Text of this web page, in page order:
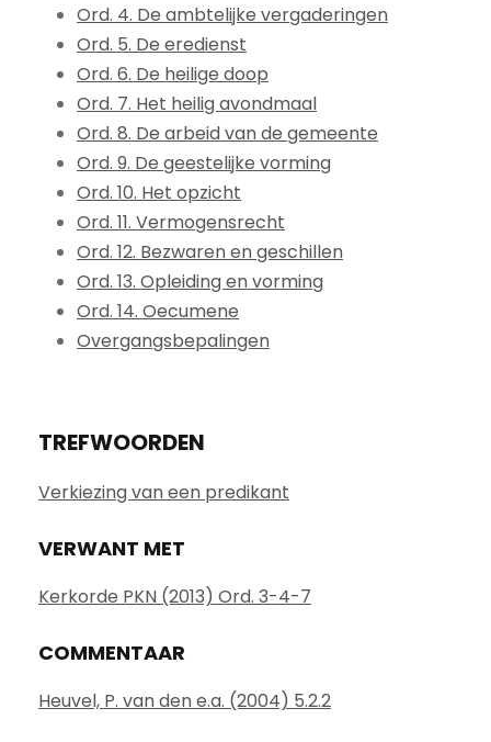
Ord. 4. De ambtelijke vergaderingen
Ord. 5. De eredienst
Ord. 6. De heilige doop
Ord. 7. Het heilig avondmaal
Ord. 8. De arbeid van de gemeente
Ord. 9. De geestelijke vorming
Ord. 10. Het opzicht
Ord. 11. Vermogensrecht
Ord. 12. Bezwaren en geschillen
Ord. 13. Opleiding en vorming
Ord. 14. Oecumene
Overgangsbepalingen
TREFWOORDEN
Verkiezing van een predikant
VERWANT MET
Kerkorde PKN (2013) Ord. 3-4-7
COMMENTAAR
Heuvel, P. van den e.a. (2004) 5.2.2